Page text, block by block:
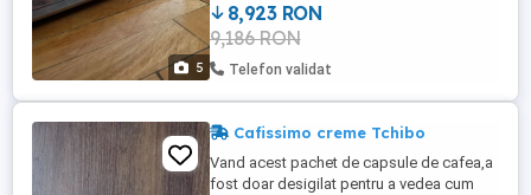
5
8,923 RON
9,186 RON
Telefon validat
Cafissimo creme Tchibo
Vand acest pachet de capsule de cafea,a
fost doar desigilat pentru a vedea cum